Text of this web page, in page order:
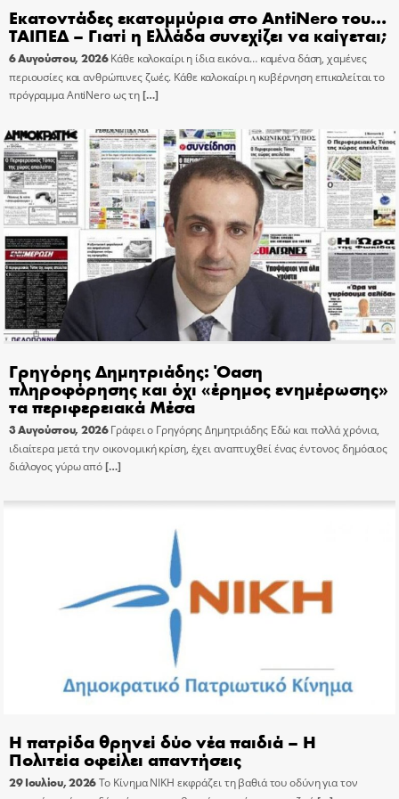
Εκατοντάδες εκατομμύρια στο AntiNero του…
ΤΑΙΠΕΔ – Γιατί η Ελλάδα συνεχίζει να καίγεται;
6 Αυγούστου, 2026 Κάθε καλοκαίρι η ίδια εικόνα… καμένα δάση, χαμένες
περιουσίες και ανθρώπινες ζωές. Κάθε καλοκαίρι η κυβέρνηση επικαλείται το
πρόγραμμα AntiNero ως τη[…]
Γρηγόρης Δημητριάδης: Όαση
πληροφόρησης και όχι «έρημος ενημέρωσης»
τα περιφερειακά Μέσα
3 Αυγούστου, 2026 Γράφει ο Γρηγόρης Δημητριάδης Εδώ και πολλά χρόνια,
ιδιαίτερα μετά την οικονομική κρίση, έχει αναπτυχθεί ένας έντονος δημόσιος
διάλογος γύρω από[…]
Η πατρίδα θρηνεί δύο νέα παιδιά – Η
Πολιτεία οφείλει απαντήσεις
29 Ιουλίου, 2026Το Κίνημα ΝΙΚΗ εκφράζει τη βαθιά του οδύνη για τον